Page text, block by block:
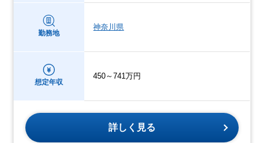
勤務地
神奈川県
想定年収
450～741万円
詳しく見る